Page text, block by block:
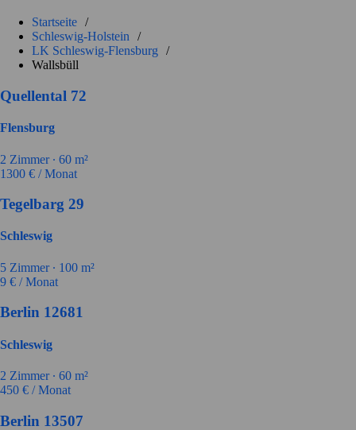
Startseite /
Schleswig-Holstein
/
LK Schleswig-Flensburg
/
Wallsbüll
Quellental 72
Flensburg
2 Zimmer ∙ 60 m²
1300 € / Monat
Tegelbarg 29
Schleswig
5 Zimmer ∙ 100 m²
9 € / Monat
Berlin 12681
Schleswig
2 Zimmer ∙ 60 m²
450 € / Monat
Berlin 13507